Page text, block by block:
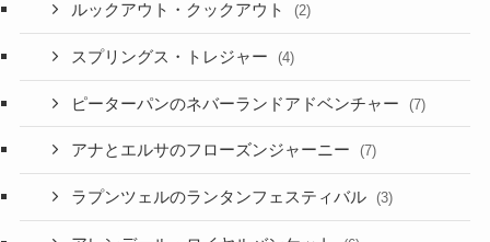
ルックアウト・クックアウト (2)
スプリングス・トレジャー (4)
ピーターパンのネバーランドアドベンチャー (7)
アナとエルサのフローズンジャーニー (7)
ラプンツェルのランタンフェスティバル (3)